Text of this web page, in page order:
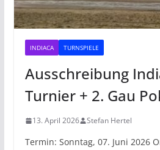
INDIACA TURNSPIELE
Ausschreibung
Turnier + 2. Gau
13. April 2026 Stefan Hertel
Termin: Sonntag, 07. Juni 2026